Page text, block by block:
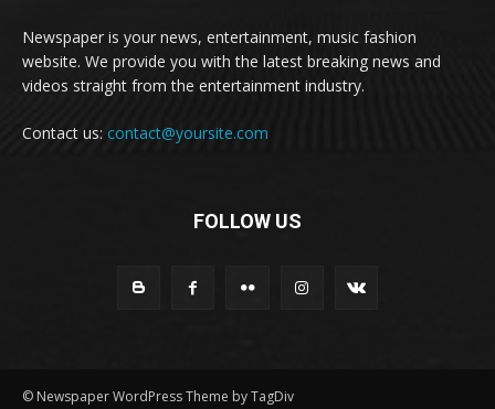
Newspaper is your news, entertainment, music fashion
website. We provide you with the latest breaking news and
videos straight from the entertainment industry.
Contact us: contact@yoursite.com
FOLLOW US
© Newspaper WordPress Theme by TagDiv